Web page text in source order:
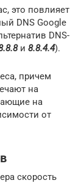
это повлияет
DNS Google
DNS-
и 8.8.4.4).
причем
на
на
от
скорость